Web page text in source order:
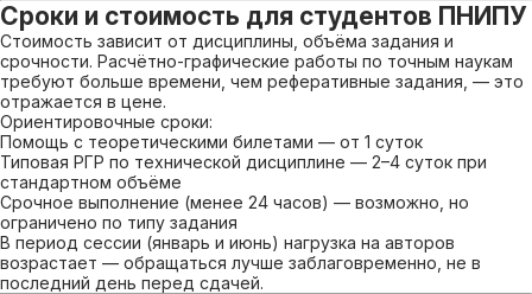
Сроки и стоимость для студентов ПНИПУ
Стоимость зависит от дисциплины, объёма задания и
срочности. Расчётно-графические работы по точным наукам
требуют больше времени, чем реферативные задания, — это
отражается в цене.
Ориентировочные сроки:
Помощь с теоретическими билетами — от 1 суток
Типовая РГР по технической дисциплине — 2–4 суток при
стандартном объёме
Срочное выполнение (менее 24 часов) — возможно, но
ограничено по типу задания
В период сессии (январь и июнь) нагрузка на авторов
возрастает — обращаться лучше заблаговременно, не в
последний день перед сдачей.